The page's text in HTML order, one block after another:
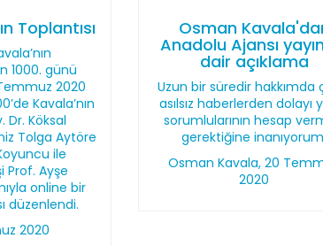
Toplantısı
1000. günü
2020
Kavala’nın
Dr. Köksal
Tolga Aytöre
ile
Prof. Ayşe
online bir
düzenlendi.
2020
Osman
Anadolu Ajansı
dair açıklama
Uzun bir süredir hakkımda
asılsız haberlerden dolayı
sorumlularının hesap
gerektiğine
Osman Kavala, 20
2020